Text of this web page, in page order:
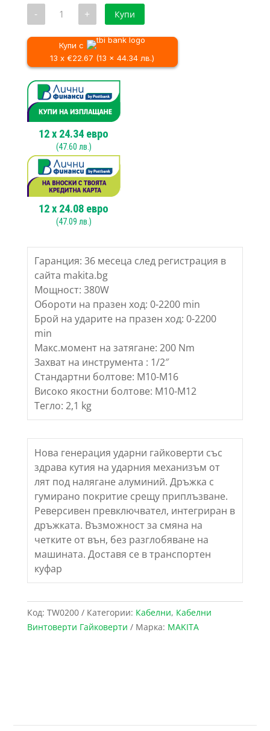
- количество
Електрически
ударен
гайковерт
Makita
TW0200,
200Nm
+ Купи
Купи с
13 x €22.67 (13 x 44.34 лв.)
12x 24.34 евро
(47.60 лв.)
12x 24.08 евро
(47.09 лв.)
Гаранция: 36 месеца след регистрация в
сайта makita.bg
Мощност: 380W
Обороти на празен ход: 0-2200 min
Брой на ударите на празен ход: 0-2200
min
Макс.момент на затягане: 200 Nm
Захват на инструмента : 1/2″
Стандартни болтове: М10-М16
Високо якостни болтове: М10-М12
Тегло: 2,1 kg
Нова генерация ударни гайковерти със
здрава кутия на ударния механизъм от
лят под налягане алуминий. Дръжка с
гумирано покритие срещу приплъзване.
Реверсивен превключвател, интегриран в
дръжката. Възможност за смяна на
четките от вън, без разглобяване на
машината. Доставя се в транспортен
куфар
Код: TW0200 Категории: Кабелни, Кабелни
Винтоверти Гайковерти
Марка: MAKITA